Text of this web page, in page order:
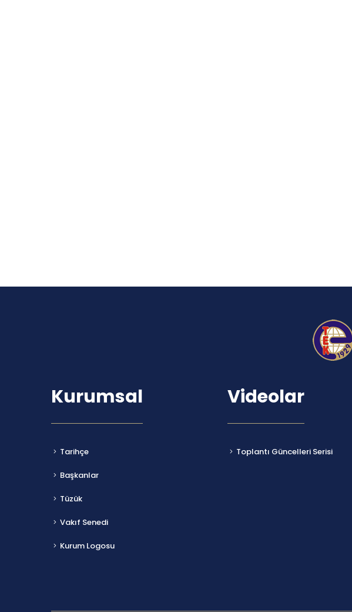
Kurumsal
Tarihçe
Başkanlar
Tüzük
Vakıf Senedi
Kurum Logosu
Videolar
Toplantı Güncelleri Serisi